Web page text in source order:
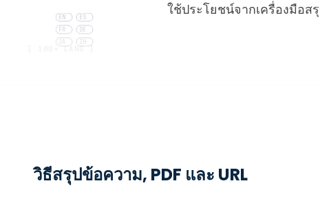
[ 100+ LANG ]
EN
ES
FR
DE
JA
ZH
ใช้ประโยชน์จากเครื่องมือ
วิธีสรุปข้อความ, PDF และ URL